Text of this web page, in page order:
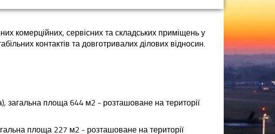
комерційних, сервісних та складських приміщень у
контактів та довготривалих ділових відносин.
загальна площа 644 м2 - розташоване на території
площа 227 м2 - розташоване на території